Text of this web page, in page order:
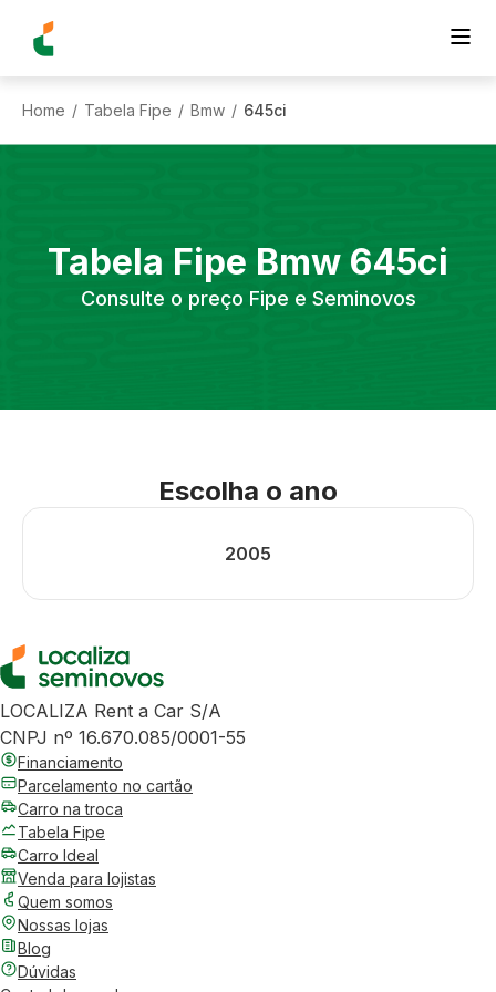
Home / Tabela Fipe / Bmw / 645ci
Tabela Fipe Bmw 645ci
Consulte o preço Fipe e Seminovos
Escolha o ano
2005
LOCALIZA Rent a Car S/A
CNPJ nº 16.670.085/0001-55
Financiamento
Parcelamento no cartão
Carro na troca
Tabela Fipe
Carro Ideal
Venda para lojistas
Quem somos
Nossas lojas
Blog
Dúvidas